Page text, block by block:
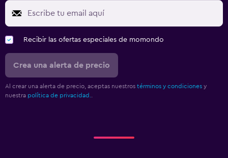
Recibir las ofertas especiales de momondo
Crea una alerta de precio
Al crear una alerta de precio, aceptas nuestros términos y condiciones y
nuestra política de privacidad.